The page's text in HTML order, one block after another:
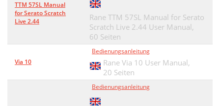
TTM 57SL Manual
for Serato Scratch
Live 2.44
Rane TTM 57SL Manual for Serato
Scratch Live 2.44 User Manual,
60 Seiten
Via 10
Bedienungsanleitung
Rane Via 10 User Manual,
20 Seiten
Bedienungsanleitung